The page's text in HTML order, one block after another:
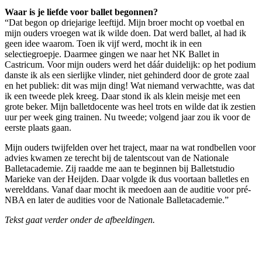
Waar is je liefde voor ballet begonnen?
“Dat begon op driejarige leeftijd. Mijn broer mocht op voetbal en
mijn ouders vroegen wat ik wilde doen. Dat werd ballet, al had ik
geen idee waarom. Toen ik vijf werd, mocht ik in een
selectiegroepje. Daarmee gingen we naar het NK Ballet in
Castricum. Voor mijn ouders werd het dáár duidelijk: op het podium
danste ik als een sierlijke vlinder, niet gehinderd door de grote zaal
en het publiek: dit was mijn ding! Wat niemand verwachtte, was dat
ik een tweede plek kreeg. Daar stond ik als klein meisje met een
grote beker. Mijn balletdocente was heel trots en wilde dat ik zestien
uur per week ging trainen. Nu tweede; volgend jaar zou ik voor de
eerste plaats gaan.
Mijn ouders twijfelden over het traject, maar na wat rondbellen voor
advies kwamen ze terecht bij de talentscout van de Nationale
Balletacademie. Zij raadde me aan te beginnen bij Balletstudio
Marieke van der Heijden. Daar volgde ik dus voortaan balletles en
werelddans. Vanaf daar mocht ik meedoen aan de auditie voor pré-
NBA en later de audities voor de Nationale Balletacademie.”
Tekst gaat verder onder de afbeeldingen.